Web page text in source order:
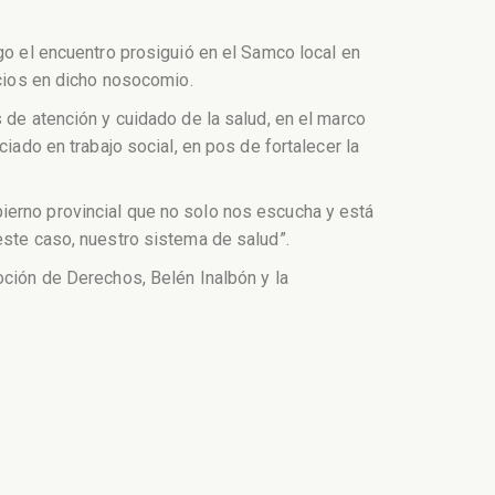
el encuentro prosiguió en el Samco local en
en dicho nosocomio.
atención y cuidado de la salud, en el marco
en trabajo social, en pos de fortalecer la
provincial que no solo nos escucha y está
caso, nuestro sistema de salud”.
de Derechos, Belén Inalbón y la